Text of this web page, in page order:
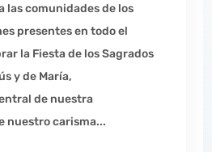
las comunidades de los
presentes en todo el
la Fiesta de los Sagrados
y de María,
de nuestra
nuestro carisma...